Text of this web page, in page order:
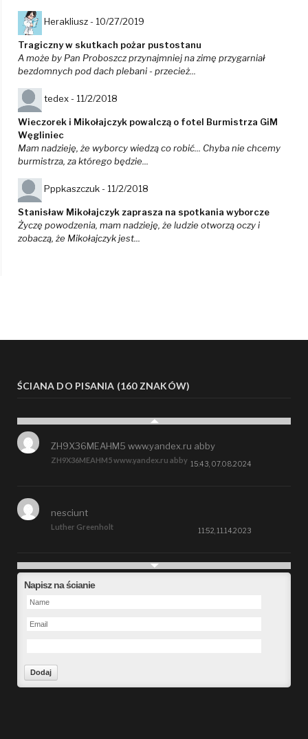
Herakliusz - 10/27/2019
Tragiczny w skutkach pożar pustostanu
A może by Pan Proboszcz przynajmniej na zimę przygarniał
bezdomnych pod dach plebani - przecież...
tedex - 11/2/2018
Wieczorek i Mikołajczyk powalczą o fotel Burmistrza GiM
Węgliniec
Mam nadzieję, że wyborcy wiedzą co robić... Chyba nie chcemy
burmistrza, za którego będzie...
Pppkaszczuk - 11/2/2018
Stanisław Mikołajczyk zaprasza na spotkania wyborcze
Życzę powodzenia, mam nadzieję, że ludzie otworzą oczy i
zobaczą, że Mikołajczyk jest...
ŚCIANA DO PISANIA (160 ZNAKÓW)
ZH9X36MEAHM5 www.yandex.ru abby
ZH9X36MEAHM5 www.yandex.ru abby
15:43, 07.08.2024
Luther Greenholt
nesciunt
11:52, 11.14.2023
Future
Napisz na ścianie